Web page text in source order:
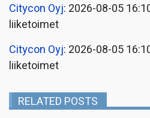
Citycon Oyj: 2026-08-05
liiketoimet
Citycon Oyj: 2026-08-05
liiketoimet
RELATED POSTS